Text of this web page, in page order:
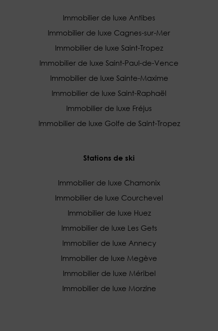
Immobilier de luxe Antibes
Immobilier de luxe Cagnes-sur-Mer
Immobilier de luxe Saint-Tropez
Immobilier de luxe Saint-Paul-de-Vence
Immobilier de luxe Sainte-Maxime
Immobilier de luxe Saint-Raphaël
Immobilier de luxe Fréjus
Immobilier de luxe Golfe de Saint-Tropez
Stations de ski
Immobilier de luxe Chamonix
Immobilier de luxe Courchevel
Immobilier de luxe Huez
Immobilier de luxe Les Gets
Immobilier de luxe Annecy
Immobilier de luxe Megève
Immobilier de luxe Méribel
Immobilier de luxe Morzine